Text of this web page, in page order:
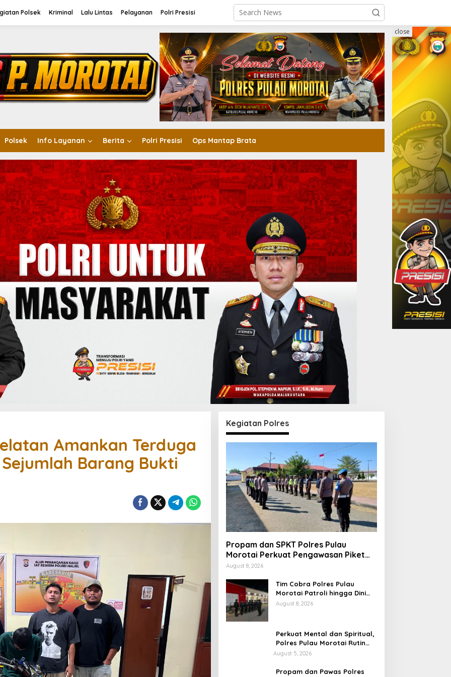
Polsek Kriminal Lalu Lintas Pelayanan Polri Presisi
Polsek Info Layanan Berita Polri Presisi Ops Mantap Brata
close
Amankan Terduga
Barang Bukti
Kegiatan Polres
Propam dan SPKT Polres Pulau
Morotai Perkuat Pengawasan Piket
dan Pelayanan Masyarakat Selama
August 8, 2026
Tim Cobra Polres Pulau
Morotai Patroli hingga Dini
Hari, Cegah Miras dan
August 8, 2026
Perkuat Mental dan Spiritual,
Polres Pulau Morotai Rutin
Gelar Binrohtal untuk Bentuk
August 5, 2026
Propam dan Pawas Polres